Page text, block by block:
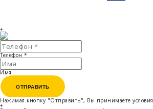
+
Телефон *
Имя
ОТПРАВИТЬ
ОТПРАВИТЬ
Нажимая кнопку "Отправить", Вы принимаете условия
+